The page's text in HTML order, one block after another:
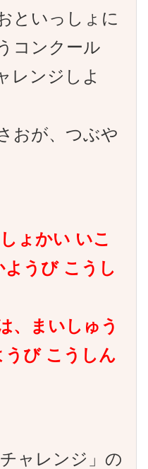
といっしょに
コンクール
レンジしよ
おが、つぶや
ょかい いこ
うび こうし
、まいしゅう
び こうしん
ャレンジ」の